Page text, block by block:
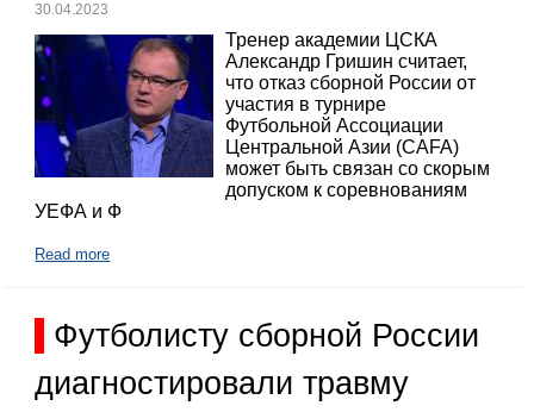
30.04.2023
Тренер академии ЦСКА
Александр Гришин считает,
что отказ сборной России от
участия в турнире
Футбольной Ассоциации
Центральной Азии (CAFA)
может быть связан со скорым
допуском к соревнованиям
УЕФА и Ф
Read more
Футболисту сборной России
диагностировали травму